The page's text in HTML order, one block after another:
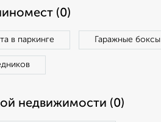
(0)
в паркинге Гаражные боксы
недвижимости (0)